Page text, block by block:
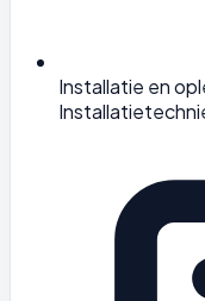
Installatie en